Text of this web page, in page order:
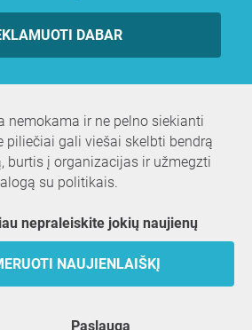
DABAR
nemokama ir ne pelno siekianti
piliečiai gali viešai skelbti bendrą
burtis į organizacijas ir užmegzti
su politikais.
nepraleiskite jokių naujienų
NAUJIENLAIŠKĮ
paslauga